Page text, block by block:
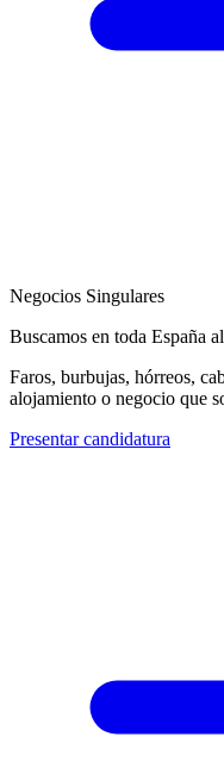
Negocios Singulares
Buscamos en toda España
Faros, burbujas, hórreos,
alojamiento o negocio que
Presentar candidatura